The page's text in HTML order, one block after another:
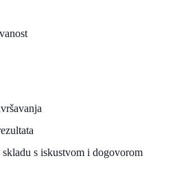
s iskustvom i dogovorom